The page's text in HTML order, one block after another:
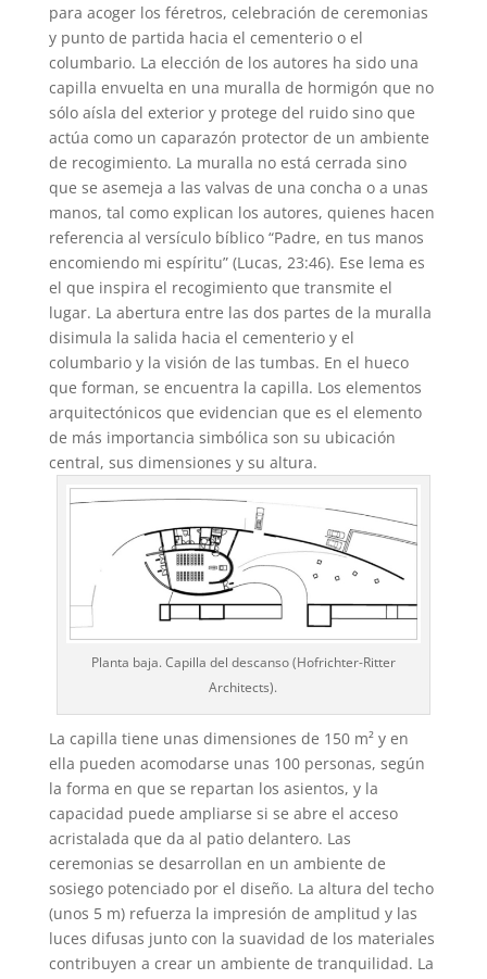
para acoger los féretros, celebración de ceremonias
y punto de partida hacia el cementerio o el
columbario. La elección de los autores ha sido una
capilla envuelta en una muralla de hormigón que no
sólo aísla del exterior y protege del ruido sino que
actúa como un caparazón protector de un ambiente
de recogimiento. La muralla no está cerrada sino
que se asemeja a las valvas de una concha o a unas
manos, tal como explican los autores, quienes hacen
referencia al versículo bíblico “Padre, en tus manos
encomiendo mi espíritu” (Lucas, 23:46). Ese lema es
el que inspira el recogimiento que transmite el
lugar. La abertura entre las dos partes de la muralla
disimula la salida hacia el cementerio y el
columbario y la visión de las tumbas. En el hueco
que forman, se encuentra la capilla. Los elementos
arquitectónicos que evidencian que es el elemento
de más importancia simbólica son su ubicación
central, sus dimensiones y su altura.
Planta baja. Capilla del descanso (Hofrichter-Ritter
Architects).
La capilla tiene unas dimensiones de 150 m² y en
ella pueden acomodarse unas 100 personas, según
la forma en que se repartan los asientos, y la
capacidad puede ampliarse si se abre el acceso
acristalada que da al patio delantero. Las
ceremonias se desarrollan en un ambiente de
sosiego potenciado por el diseño. La altura del techo
(unos 5 m) refuerza la impresión de amplitud y las
luces difusas junto con la suavidad de los materiales
contribuyen a crear un ambiente de tranquilidad. La